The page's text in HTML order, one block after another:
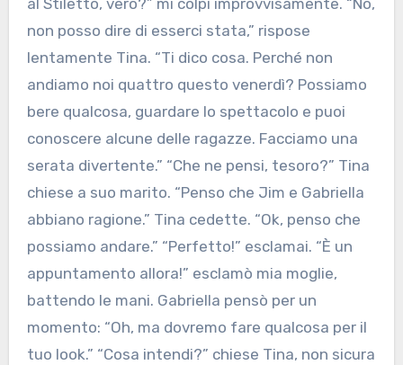
al Stiletto, vero?” mi colpì improvvisamente. “No,
non posso dire di esserci stata,” rispose
lentamente Tina. “Ti dico cosa. Perché non
andiamo noi quattro questo venerdì? Possiamo
bere qualcosa, guardare lo spettacolo e puoi
conoscere alcune delle ragazze. Facciamo una
serata divertente.” “Che ne pensi, tesoro?” Tina
chiese a suo marito. “Penso che Jim e Gabriella
abbiano ragione.” Tina cedette. “Ok, penso che
possiamo andare.” “Perfetto!” esclamai. “È un
appuntamento allora!” esclamò mia moglie,
battendo le mani. Gabriella pensò per un
momento: “Oh, ma dovremo fare qualcosa per il
tuo look.” “Cosa intendi?” chiese Tina, non sicura